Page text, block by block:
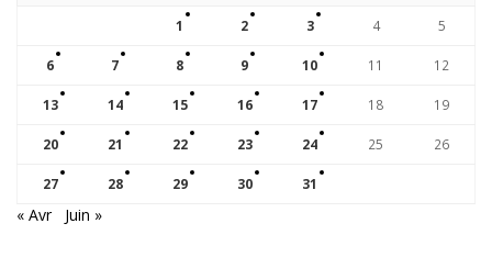
1 2 3 4 5
6 7 8 9 10 11 12
13 14 15 16 17 18 19
20 21 22 23 24 25 26
27 28 29 30 31
« Avr Juin »